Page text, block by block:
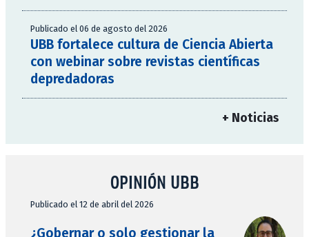
Publicado el 06 de agosto del 2026
UBB fortalece cultura de Ciencia Abierta
con webinar sobre revistas científicas
depredadoras
+ Noticias
OPINIÓN UBB
Publicado el 12 de abril del 2026
¿Gobernar o solo gestionar la